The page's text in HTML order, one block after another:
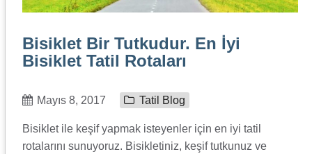
Bisiklet Bir Tutkudur. En İyi
Bisiklet Tatil Rotaları
Mayıs 8, 2017 Tatil Blog
Bisiklet ile keşif yapmak isteyenler için en iyi tatil
rotalarını sunuyoruz. Bisikletiniz, keşif tutkunuz ve